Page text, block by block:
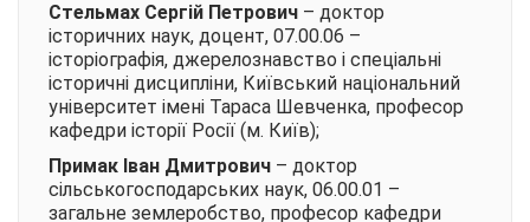
Стельмах Сергій Петрович – доктор
історичних наук, доцент, 07.00.06 –
історіографія, джерелознавство і спеціальні
історичні дисципліни, Київський національний
університет імені Тараса Шевченка, професор
кафедри історії Росії (м. Київ);
Примак Іван Дмитрович – доктор
сільськогосподарських наук, 06.00.01 –
загальне землеробство, професор кафедри